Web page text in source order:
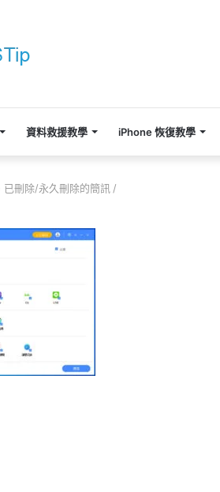
資料救援教學 iPhone 恢復教學
刪除/永久刪除的簡訊 /